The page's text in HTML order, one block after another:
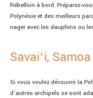
Rébellion à bord. Préparez-
Polynésie et des meilleurs
nager avec les dauphins ou
Savaiʻi, Samoa
Si vous voulez découvrir la
d’autres archipels se sont